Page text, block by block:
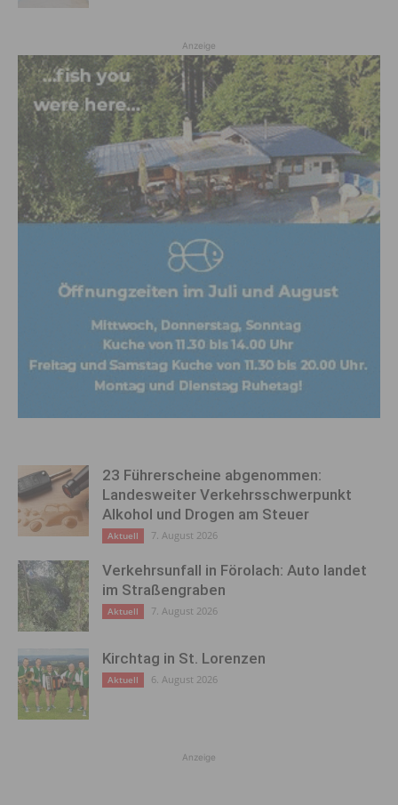
Anzeige
23 Führerscheine abgenommen:
Landesweiter Verkehrsschwerpunkt
Alkohol und Drogen am Steuer
Aktuell 7. August 2026
Verkehrsunfall in Förolach: Auto landet
im Straßengraben
Aktuell 7. August 2026
Kirchtag in St. Lorenzen
Aktuell 6. August 2026
Anzeige